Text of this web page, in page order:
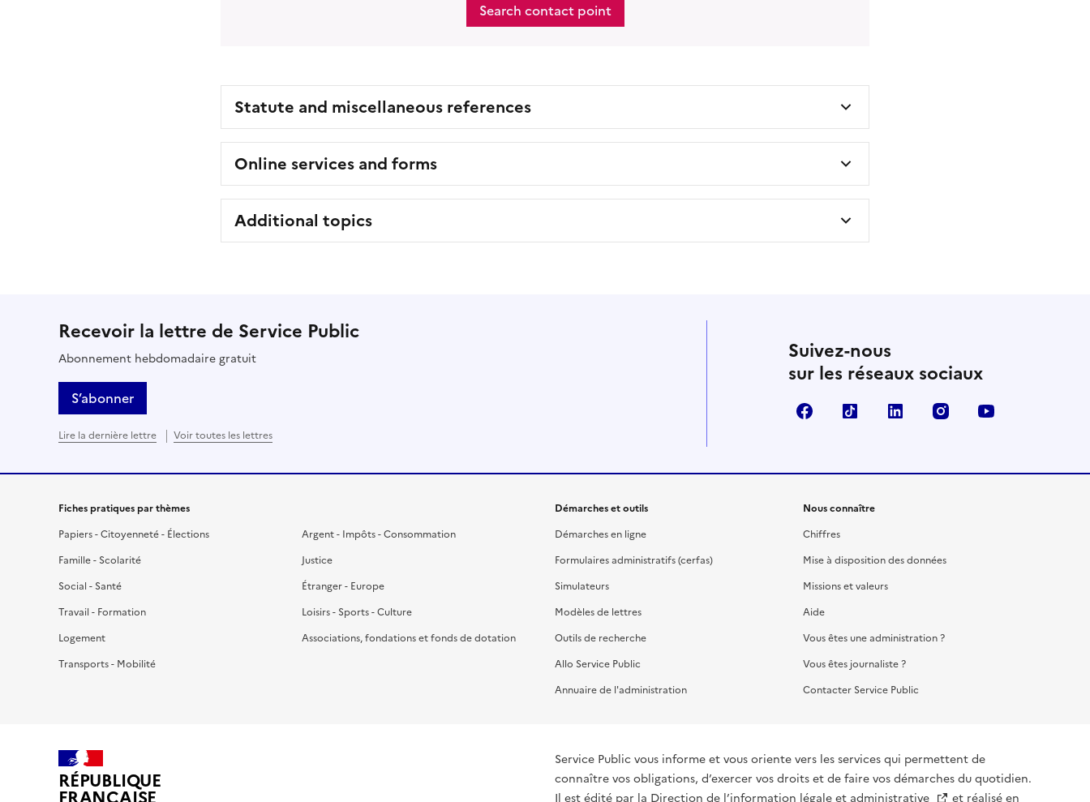
Search contact point
Statute and miscellaneous references
Online services and forms
Additional topics
Recevoir la lettre de Service Public
Abonnement hebdomadaire gratuit
S’abonner
Lire la dernière lettre Voir toutes les lettres
Suivez-nous
sur les réseaux sociaux
FacebookTikTok LinkedIn Instagram
Fiches pratiques par thèmes
Papiers - Citoyenneté - Élections
Famille - Scolarité
Social - Santé
Travail - Formation
Logement
Transports - Mobilité
Argent - Impôts - Consommation
Justice
Étranger - Europe
Loisirs - Sports - Culture
Associations, fondations et fonds de dotation
Démarches et outils
Démarches en ligne
Formulaires administratifs (cerfas)
Simulateurs
Modèles de lettres
Outils de recherche
Allo Service Public
Annuaire de l'administration
Nous connaître
Chiffres
Mise à disposition des données
Missions et valeurs
Aide
Vous êtes une administration ?
Vous êtes journaliste ?
Contacter Service Public
RÉPUBLIQUE
Service Public vous informe et vous oriente vers les services qui permettent de
connaître vos obligations, d’exercer vos droits et de faire vos démarches du quotidien.
Il est édité par la Direction de l’information légale et administrative et réalisé en